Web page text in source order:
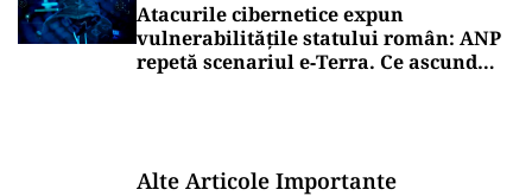
Atacurile cibernetice expun
vulnerabilitățile statului român: ANP
repetă scenariul e‑Terra. Ce ascund
Alte Articole Importante